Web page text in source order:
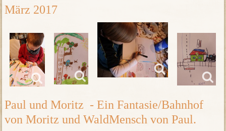
März 2017
Paul und Moritz - Ein Fantasie/Bahnhof
von Moritz und WaldMensch von Paul.